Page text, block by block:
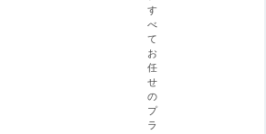
す
べ
て
お
任
せ
の
プ
ラ